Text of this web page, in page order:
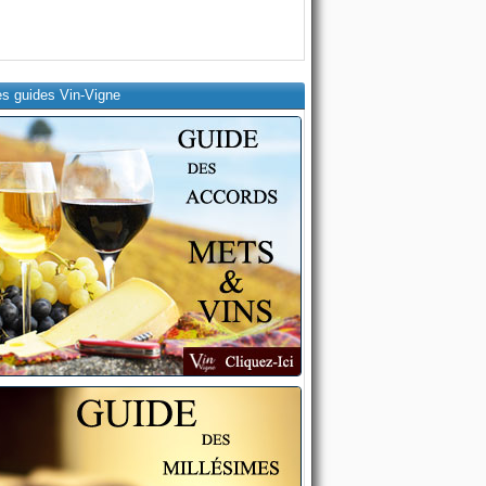
guides Vin-Vigne